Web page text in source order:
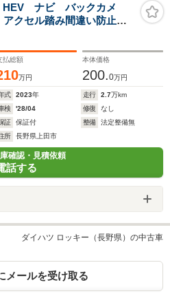
HEV ナビ バックカメ
クセル踏み間違い防止装
払総額
万円
本体価格
200.0万円
式 2023年 走行 2.7万km
検
'28/04 修復
なし
証
保証付 整備
法定整備無
所
長野県上田市
確認・見積依頼
話する
ダイハツ ロッキー（長野県）の中古車
メールを受け取る